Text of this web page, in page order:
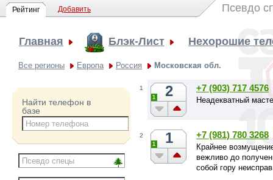
Рейтинг Добавить Псевдо
Главная Блэк-Лист Нехорошие
Все регионы Европа Россия Московская обл.
Найти телефон в
базе
1 2
1
+7 (903) 717 4576
Неадекватный
2 1
1
+7 (981) 780 3268
Крайнее
вежливо до
собой гору